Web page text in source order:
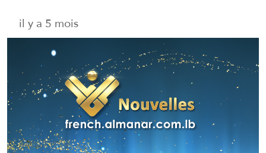
il y a 5 mois